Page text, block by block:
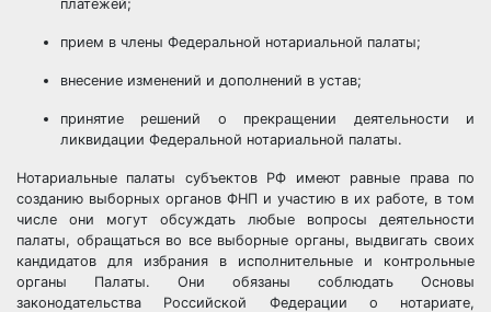
платежей;
прием в члены Федеральной нотариальной палаты;
внесение изменений и дополнений в устав;
принятие решений о прекращении деятельности и
ликвидации Федеральной нотариальной палаты.
Нотариальные палаты субъектов РФ имеют равные права по
созданию выборных органов ФНП и участию в их работе, в том
числе они могут обсуждать любые вопросы деятельности
палаты, обращаться во все выборные органы, выдвигать своих
кандидатов для избрания в исполнительные и контрольные
органы Палаты. Они обязаны соблюдать Основы
законодательства Российской Федерации о нотариате,